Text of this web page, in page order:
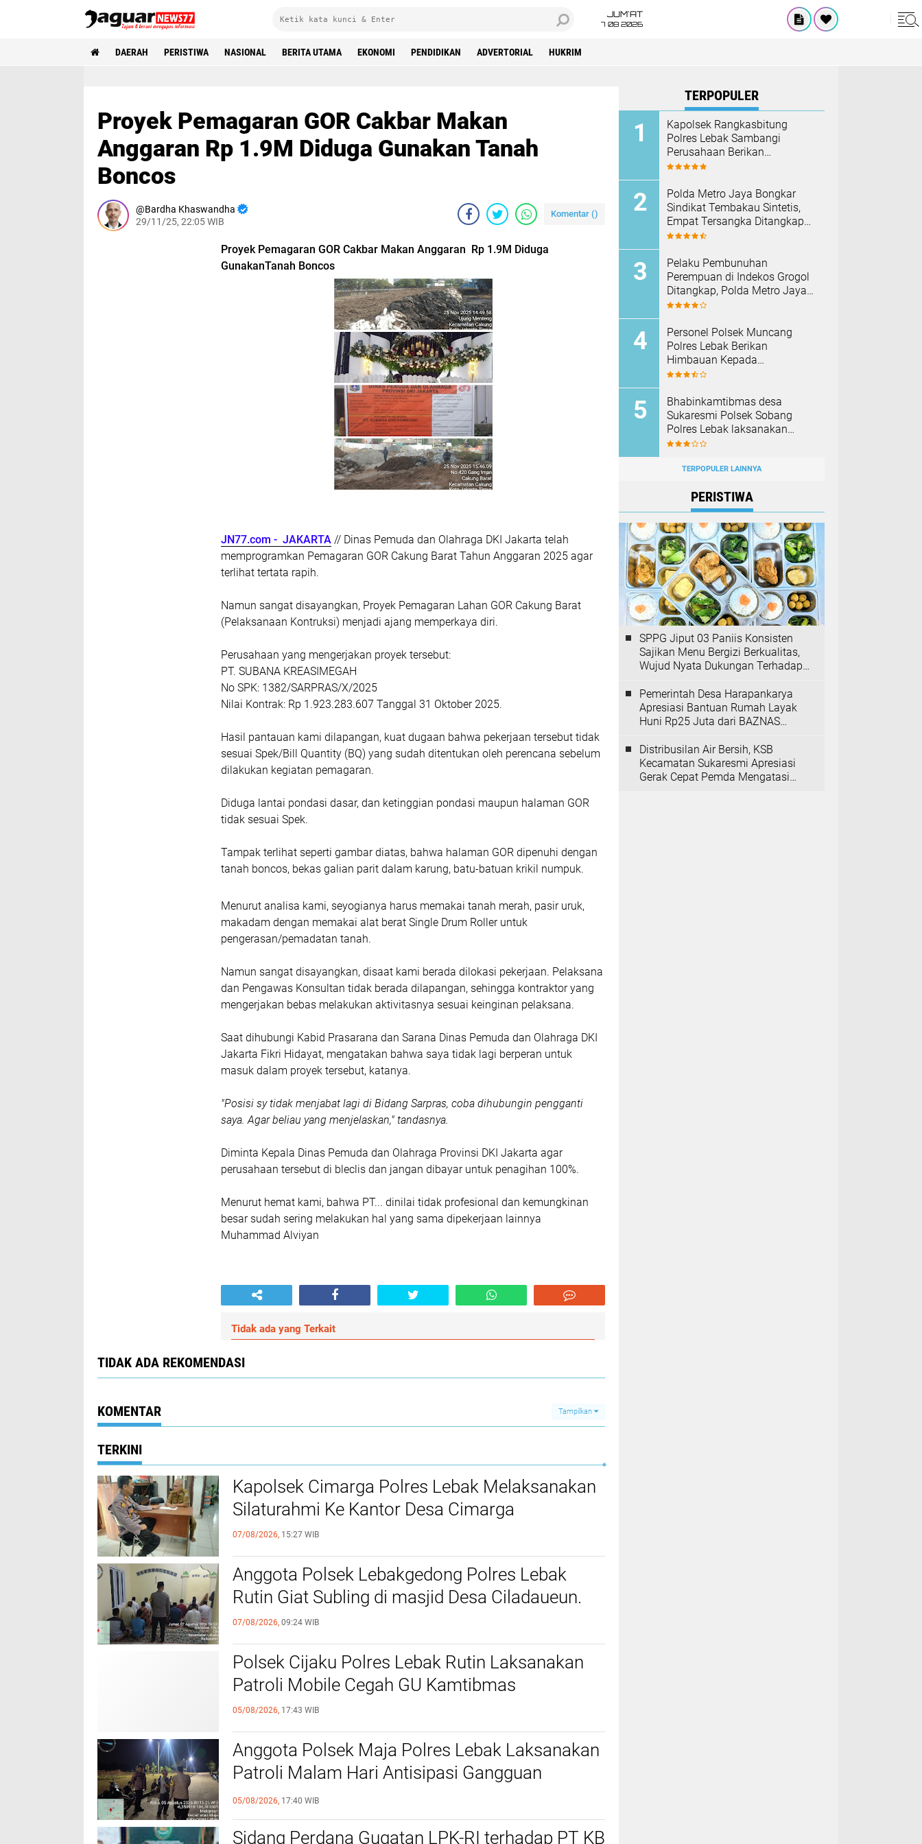
JUM'AT
7 08 2026
DAERAH PERISTIWA NASIONAL BERITA UTAMA EKONOMI PENDIDIKAN ADVERTORIAL HUKRIM
Proyek Pemagaran GOR Cakbar Makan
Anggaran Rp 1.9M Diduga Gunakan Tanah
Boncos
Bardha Khaswandha
29/11/25, 22:05 WIB
Komentar ()
Proyek Pemagaran GOR Cakbar Makan Anggaran Rp 1.9M Diduga
GunakanTanah Boncos
JN77.com - JAKARTA // Dinas Pemuda dan Olahraga DKI Jakarta telah
memprogramkan Pemagaran GOR Cakung Barat Tahun Anggaran 2025 agar
terlihat tertata rapih.
Namun sangat disayangkan, Proyek Pemagaran Lahan GOR Cakung Barat
(Pelaksanaan Kontruksi) menjadi ajang memperkaya diri.
Perusahaan yang mengerjakan proyek tersebut:
PT. SUBANA KREASIMEGAH
No SPK: 1382/SARPRAS/X/2025
Nilai Kontrak: Rp 1.923.283.607 Tanggal 31 Oktober 2025.
Hasil pantauan kami dilapangan, kuat dugaan bahwa pekerjaan tersebut tidak
sesuai Spek/Bill Quantity (BQ) yang sudah ditentukan oleh perencana sebelum
dilakukan kegiatan pemagaran.
Diduga lantai pondasi dasar, dan ketinggian pondasi maupun halaman GOR
tidak sesuai Spek.
Tampak terlihat seperti gambar diatas, bahwa halaman GOR dipenuhi dengan
tanah boncos, bekas galian parit dalam karung, batu-batuan krikil numpuk.
Menurut analisa kami, seyogianya harus memakai tanah merah, pasir uruk,
makadam dengan memakai alat berat Single Drum Roller untuk
pengerasan/pemadatan tanah.
Namun sangat disayangkan, disaat kami berada dilokasi pekerjaan. Pelaksana
dan Pengawas Konsultan tidak berada dilapangan, sehingga kontraktor yang
mengerjakan bebas melakukan aktivitasnya sesuai keinginan pelaksana.
Saat dihubungi Kabid Prasarana dan Sarana Dinas Pemuda dan Olahraga DKI
Jakarta Fikri Hidayat, mengatakan bahwa saya tidak lagi berperan untuk
masuk dalam proyek tersebut, katanya.
"Posisi sy tidak menjabat lagi di Bidang Sarpras, coba dihubungin pengganti
saya. Agar beliau yang menjelaskan," tandasnya.
Diminta Kepala Dinas Pemuda dan Olahraga Provinsi DKI Jakarta agar
perusahaan tersebut di bleclis dan jangan dibayar untuk penagihan 100%.
Menurut hemat kami, bahwa PT... dinilai tidak profesional dan kemungkinan
besar sudah sering melakukan hal yang sama dipekerjaan lainnya
Muhammad Alviyan
Tidak ada yang Terkait
TIDAK ADA REKOMENDASI
KOMENTAR Tampilkan
TERKINI
Kapolsek Cimarga Polres Lebak Melaksanakan
Silaturahmi Ke Kantor Desa Cimarga
07/08/2026, 15:27 WIB
Anggota Polsek Lebakgedong Polres Lebak
Rutin Giat Subling di masjid Desa Ciladaueun.
07/08/2026, 09:24 WIB
Polsek Cijaku Polres Lebak Rutin Laksanakan
Patroli Mobile Cegah GU Kamtibmas
05/08/2026, 17:43 WIB
Anggota Polsek Maja Polres Lebak Laksanakan
Patroli Malam Hari Antisipasi Gangguan
Kamtibmas
05/08/2026, 17:40 WIB
Sidang Perdana Gugatan LPK-RI terhadap PT KB
TERPOPULER
Kapolsek Rangkasbitung
Polres Lebak Sambangi
Perusahaan Berikan
Himbauan Cegah Kebakaran
‎Polda Metro Jaya Bongkar
Sindikat Tembakau Sintetis,
Empat Tersangka Ditangkap
dan Hampir Satu Kilogram
Pelaku Pembunuhan
Perempuan di Indekos Grogol
Ditangkap, Polda Metro Jaya
Sita Palu dan Sejumlah
Personel Polsek Muncang
Polres Lebak Berikan
Himbauan Kepada
Masyarakat Agar Tidak
Bhabinkamtibmas desa
Sukaresmi Polsek Sobang
Polres Lebak laksanakan
Sambang di Desa binaanya
TERPOPULER LAINNYA
PERISTIWA
SPPG Jiput 03 Paniis Konsisten
Sajikan Menu Bergizi Berkualitas,
Wujud Nyata Dukungan Terhadap
Pemerintah Desa Harapankarya
Apresiasi Bantuan Rumah Layak
Huni Rp25 Juta dari BAZNAS
Distribusilan Air Bersih, KSB
Kecamatan Sukaresmi Apresiasi
Gerak Cepat Pemda Mengatasi